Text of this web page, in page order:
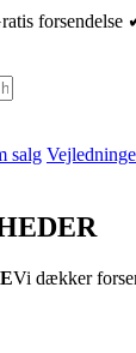
forsendelse
salg
Vi dækker